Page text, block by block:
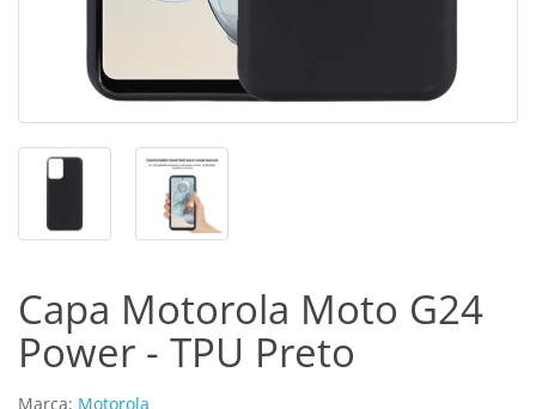
Capa Motorola Moto G24
Power - TPU Preto
Marca: Motorola